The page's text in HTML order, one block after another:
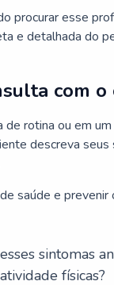
procurar esse
e detalhada do
com
de rotina ou em
descreva
saúde e
sintomas
físicas?